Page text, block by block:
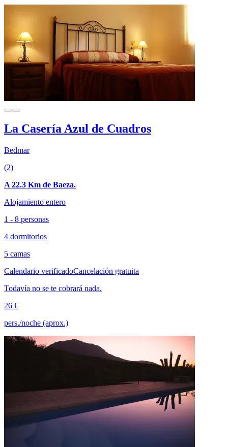
La Casería Azul de Cuadros
Bedmar
(2)
A 22.3 Km de Baeza.
Alojamiento entero
1 - 8 personas
4 dormitorios
5 camas
Calendario verificadoCancelación gratuita
Todavía no se te cobrará nada.
26 €
pers./noche (aprox.)